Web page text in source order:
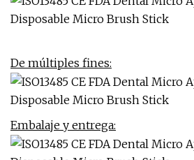
De múltiples fines:
Embalaje y entrega: